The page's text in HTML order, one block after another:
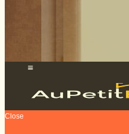
Close